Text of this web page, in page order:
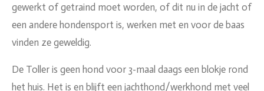
gewerkt of getraind moet worden, of dit nu in de jacht of
een andere hondensport is, werken met en voor de baas
vinden ze geweldig.
De Toller is geen hond voor 3-maal daags een blokje rond
het huis. Het is en blijft een jachthond/werkhond met veel